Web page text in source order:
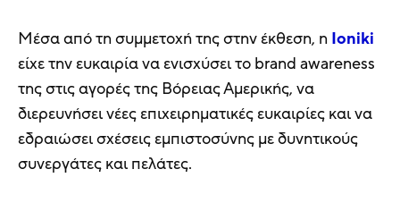
Μέσα από τη συμμετοχή της στην έκθεση, η Ioniki
είχε την ευκαιρία να ενισχύσει το brand awareness
της στις αγορές της Βόρειας Αμερικής, να
διερευνήσει νέες επιχειρηματικές ευκαιρίες και να
εδραιώσει σχέσεις εμπιστοσύνης με δυνητικούς
συνεργάτες και πελάτες.